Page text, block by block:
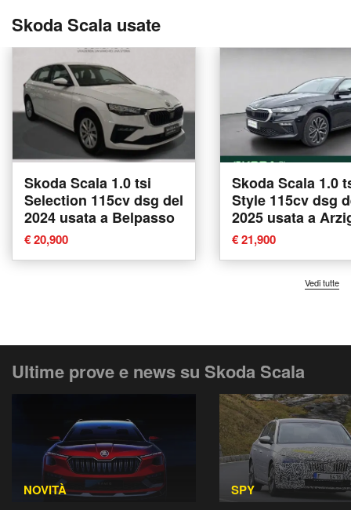
Skoda Scala usate
Skoda Scala 1.0 tsi
Selection 115cv dsg del
2024 usata a Belpasso
€ 20,900
Skoda Scala 1.0
Style 115cv dsg
2025 usata a
€ 21,900
Vedi tutte
Ultime prove e news su Skoda Scala
NOVITÀ SPY